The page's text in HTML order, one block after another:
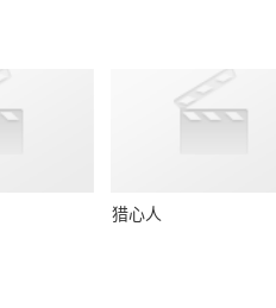
猎心人